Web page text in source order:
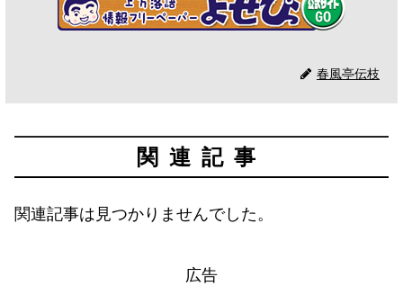
春風亭伝枝
関連記事
関連記事は見つかりませんでした。
広告